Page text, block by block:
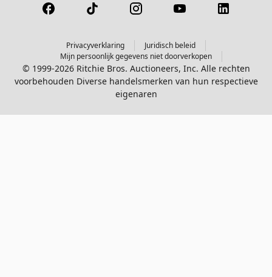
Privacyverklaring
Juridisch beleid
Mijn persoonlijk gegevens niet doorverkopen
© 1999-2026 Ritchie Bros. Auctioneers, Inc. Alle rechten
voorbehouden Diverse handelsmerken van hun respectieve
eigenaren